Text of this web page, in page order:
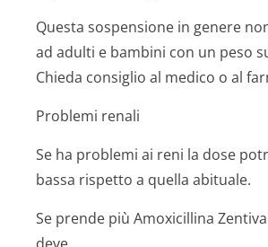
Questa sospensione in genere
ad adulti e bambini con un peso
Chieda consiglio al medico o al
Problemi renali
Se ha problemi ai reni la dose
bassa rispetto a quella abituale.
Se prende più Amoxicillina